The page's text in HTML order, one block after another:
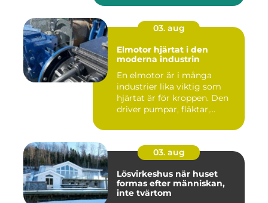
03. aug
Elmotor hjärtat i den
moderna industrin
En elmotor är i många
industrier lika viktig som
hjärtat är för kroppen. Den
driver pumpar, fläktar,...
03. aug
Lösvirkeshus när huset
formas efter människan,
inte tvärtom